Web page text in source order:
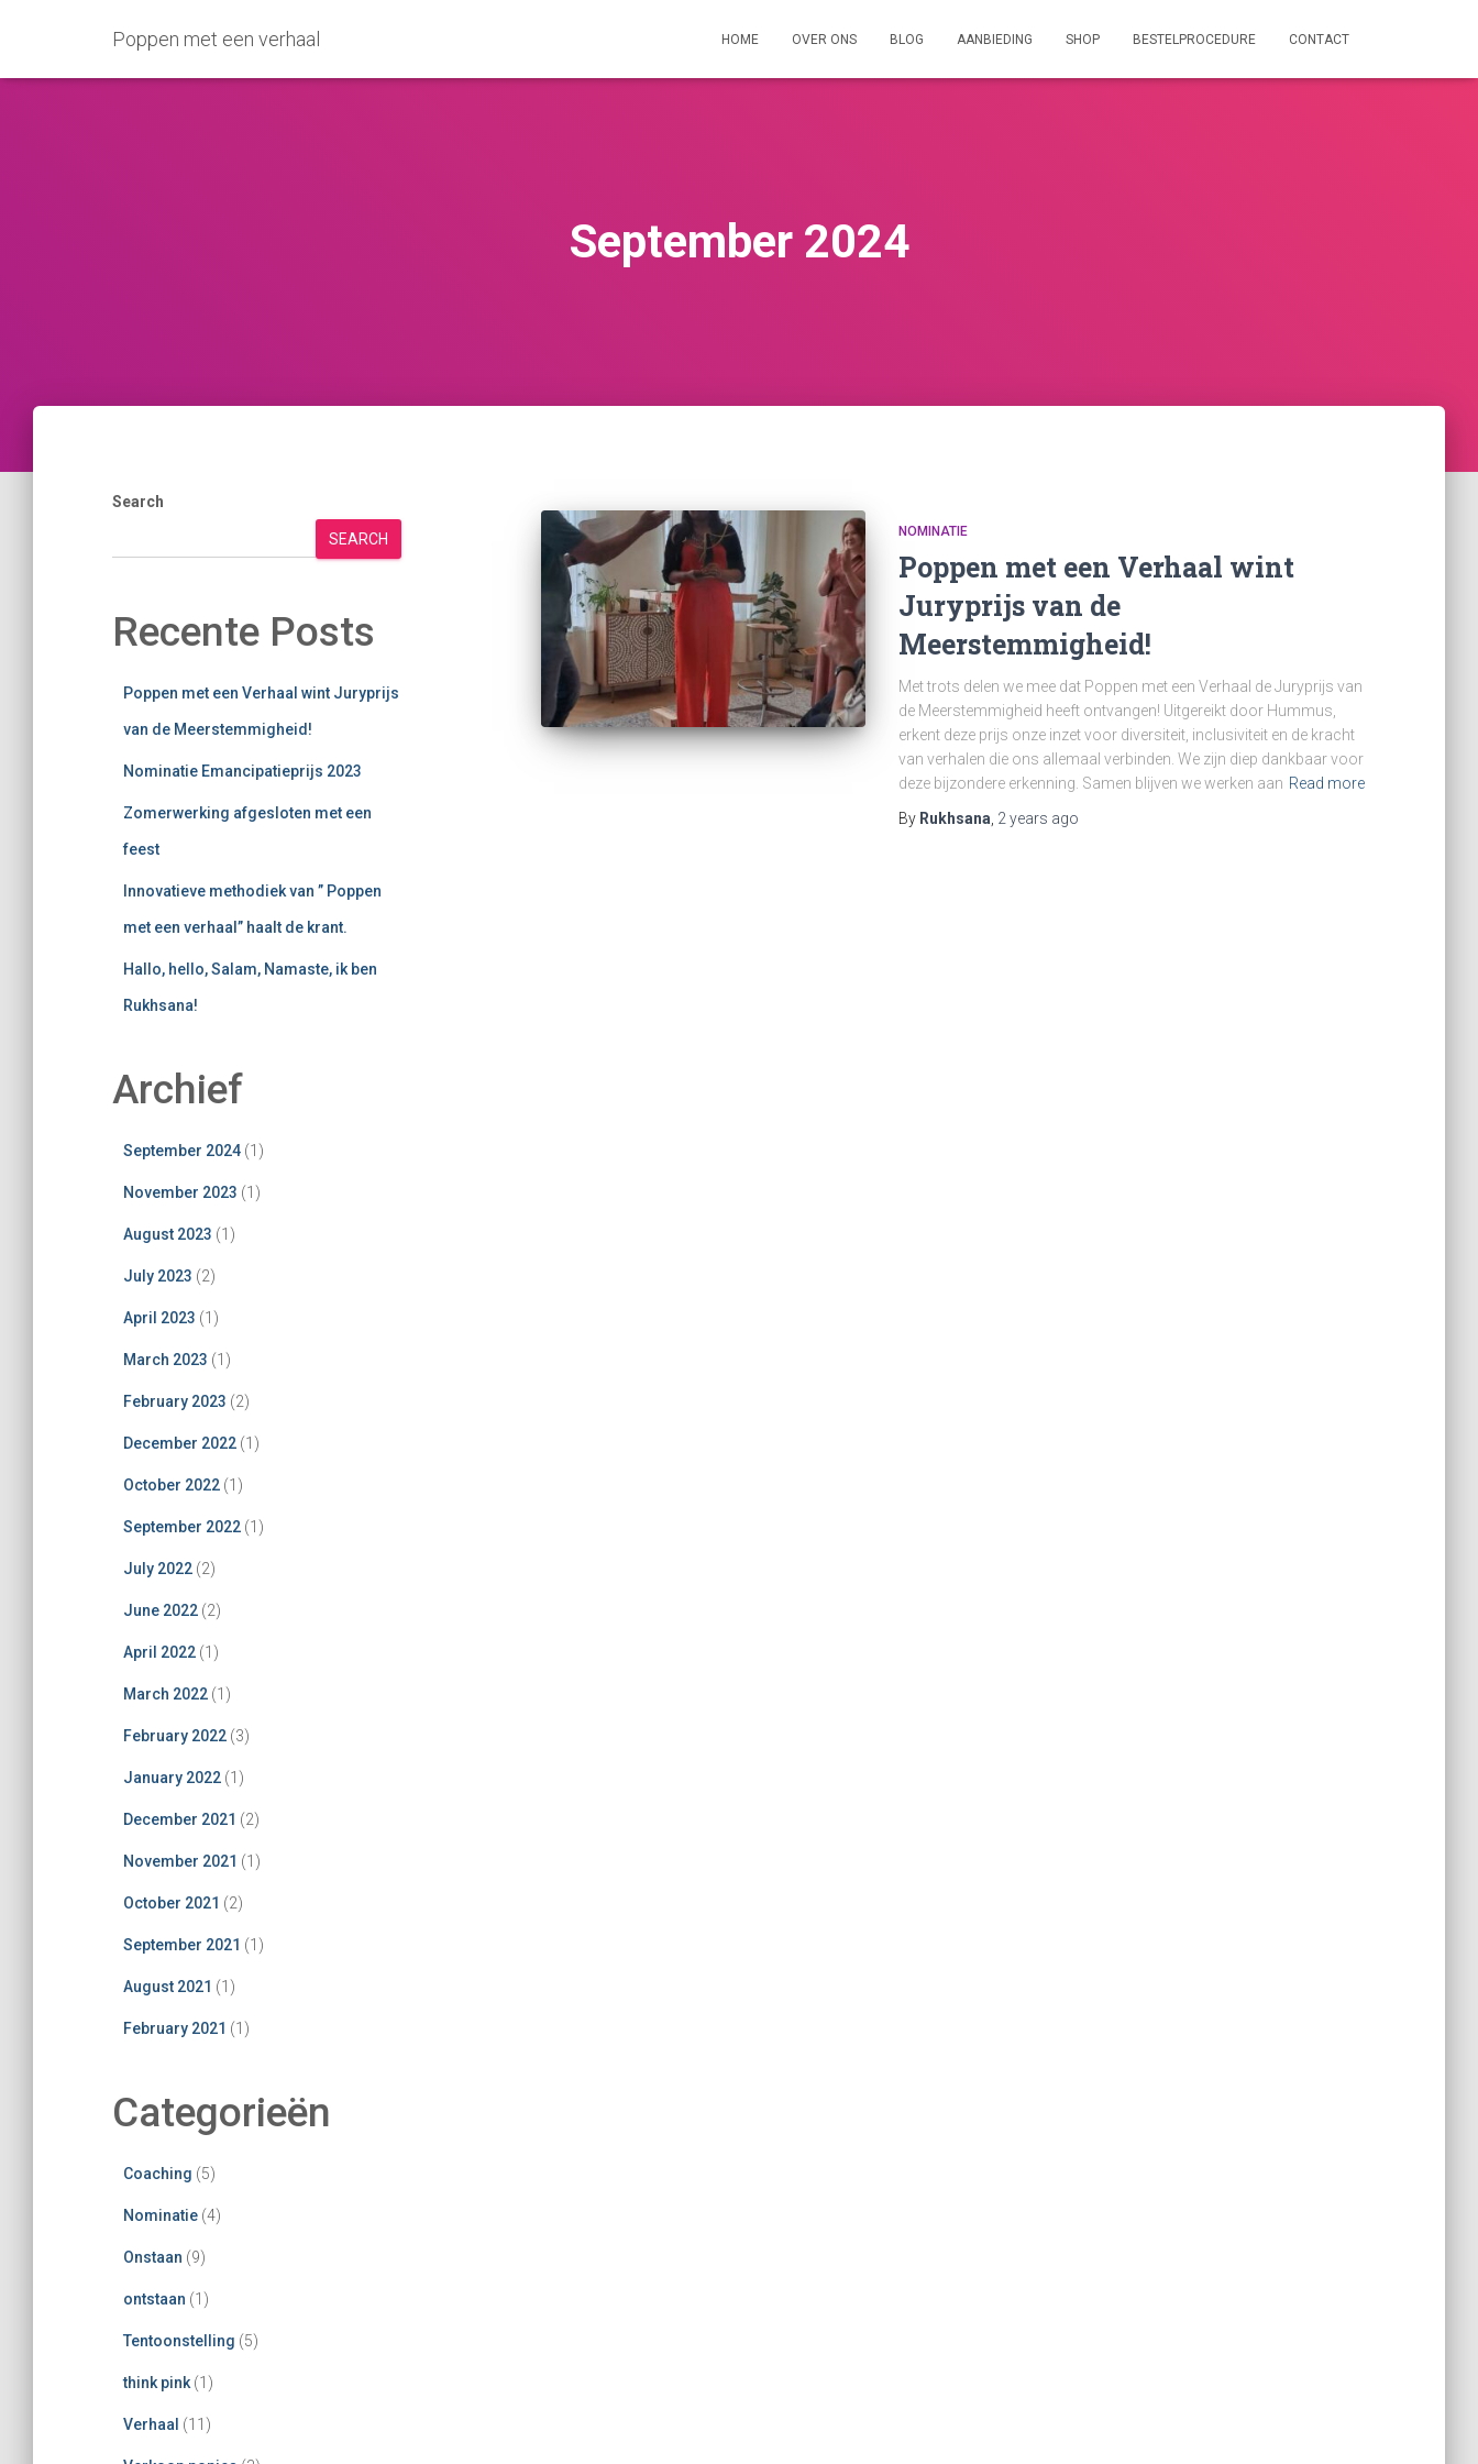
Poppen met een verhaal HOME OVER ONS BLOG AANBIEDING SHOP BESTELPROCEDURE CONTACT
September 2024
Search
SEARCH
Recente Posts
Poppen met een Verhaal wint Juryprijs
van de Meerstemmigheid!
Nominatie Emancipatieprijs 2023
Zomerwerking afgesloten met een
feest
Innovatieve methodiek van ” Poppen
met een verhaal” haalt de krant.
Hallo, hello, Salam, Namaste, ik ben
Rukhsana!
Archief
September 2024 (1)
November 2023 (1)
August 2023 (1)
July 2023 (2)
April 2023 (1)
March 2023 (1)
February 2023 (2)
December 2022 (1)
October 2022 (1)
September 2022 (1)
July 2022 (2)
June 2022 (2)
April 2022 (1)
March 2022 (1)
February 2022 (3)
January 2022 (1)
December 2021 (2)
November 2021 (1)
October 2021 (2)
September 2021 (1)
August 2021 (1)
February 2021 (1)
Categorieën
Coaching (5)
Nominatie (4)
Onstaan (9)
ontstaan (1)
Tentoonstelling (5)
think pink (1)
Verhaal (11)
NOMINATIE
Poppen met een Verhaal wint
Juryprijs van de
Meerstemmigheid!
Met trots delen we mee dat Poppen met een Verhaal de Juryprijs van
de Meerstemmigheid heeft ontvangen! Uitgereikt door Hummus,
erkent deze prijs onze inzet voor diversiteit, inclusiviteit en de kracht
van verhalen die ons allemaal verbinden. We zijn diep dankbaar voor
deze bijzondere erkenning. Samen blijven we werken aan Read more
By Rukhsana 2 years ago